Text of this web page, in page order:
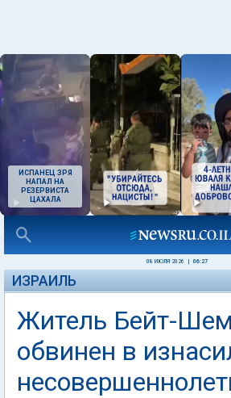
ИСПАНЕЦ ЗРЯ
НАПАЛ НА
РЕЗЕРВИСТА
ЦАХАЛА
08 ИЮЛЯ 2026 06:27
ИЗРАИЛЬ
Житель Бейт-
обвинен в